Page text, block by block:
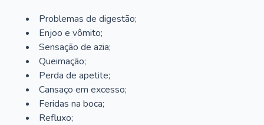
Problemas de digestão;
Enjoo e vômito;
Sensação de azia;
Queimação;
Perda de apetite;
Cansaço em excesso;
Feridas na boca;
Refluxo;